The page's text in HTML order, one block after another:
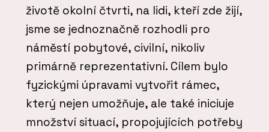
životě okolní čtvrti, na lidi, kteří zde žijí,
jsme se jednoznačně rozhodli pro
náměstí pobytové, civilní, nikoliv
primárně reprezentativní. Cílem bylo
fyzickými úpravami vytvořit rámec,
který nejen umožňuje, ale také iniciuje
množství situací, propojujících potřeby